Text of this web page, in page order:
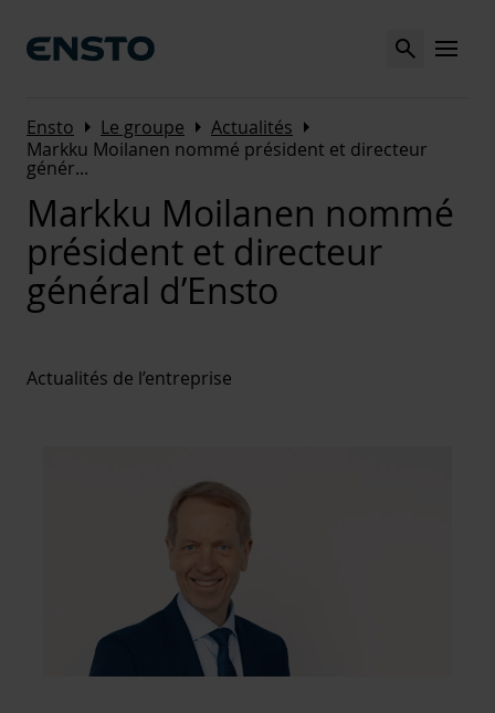
Search MENU
Ensto Arrow_right Le groupe Arrow_right Actualités Arrow_right
Markku Moilanen nommé président et directeur
génér...
Markku Moilanen nommé
président et directeur
général d’Ensto
Actualités de l’entreprise